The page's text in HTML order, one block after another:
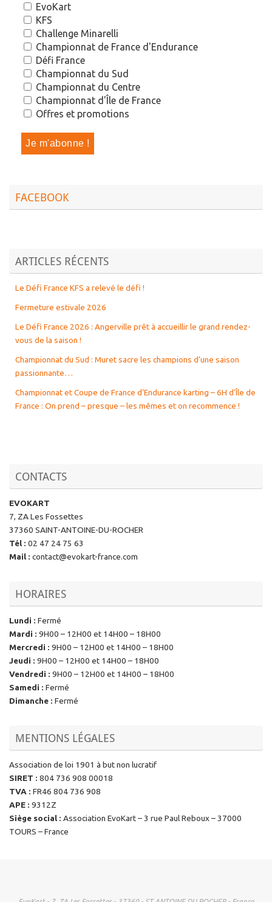
EvoKart
KFS
Challenge Minarelli
Championnat de France d'Endurance
Défi France
Championnat du Sud
Championnat du Centre
Championnat d'Île de France
Offres et promotions
FACEBOOK
ARTICLES RÉCENTS
Le Défi France KFS a relevé le défi !
Fermeture estivale 2026
Le Défi France 2026 : Angerville prêt à accueillir le grand rendez-
vous de la saison !
Championnat du Sud : Muret sacre les champions d’une saison
passionnante…
Championnat et Coupe de France d’Endurance karting – 6H d’Île de
France : On prend – presque – les mêmes et on recommence !
CONTACTS
EVOKART
7, ZA Les Fossettes
37360 SAINT-ANTOINE-DU-ROCHER
Tél : 02 47 24 75 63
Mail : contact@evokart-france.com
HORAIRES
Lundi : Fermé
Mardi : 9H00 – 12H00 et 14H00 – 18H00
Mercredi : 9H00 – 12H00 et 14H00 – 18H00
Jeudi : 9H00 – 12H00 et 14H00 – 18H00
Vendredi : 9H00 – 12H00 et 14H00 – 18H00
Samedi : Fermé
Dimanche : Fermé
MENTIONS LÉGALES
Association de loi 1901 à but non lucratif
SIRET : 804 736 908 00018
TVA : FR46 804 736 908
APE : 9312Z
Siège social : Association EvoKart – 3 rue Paul Reboux – 37000
TOURS – France